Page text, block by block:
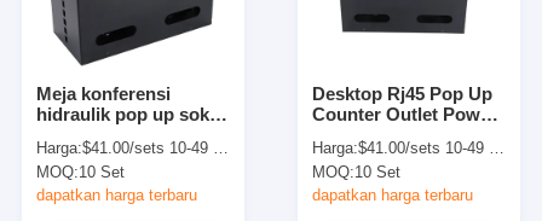
Wisata pabrik
Hubungi kami
bicara sekarang
Meja konferensi
hidraulik pop up soket
teroksidasi
Harga:$41.00/sets 10-49 sets
MOQ:10 Set
dapatkan harga terbaru
Desktop Rj45 Pop Up
Counter Outlet Power
Harga:$41.00/sets 10-49 sets
MOQ:10 Set
dapatkan harga terbaru